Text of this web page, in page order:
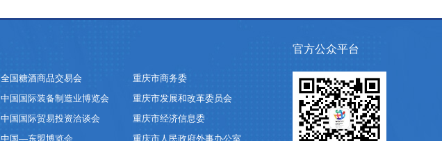
全国糖酒商品交易会
重庆市商务委
中国国际装备制造业博览会
重庆市发展和改革委员会
中国国际贸易投资洽谈会
重庆市经济信息委
中国—东盟博览会 重庆市人民政府外事办公室
官方公众平台